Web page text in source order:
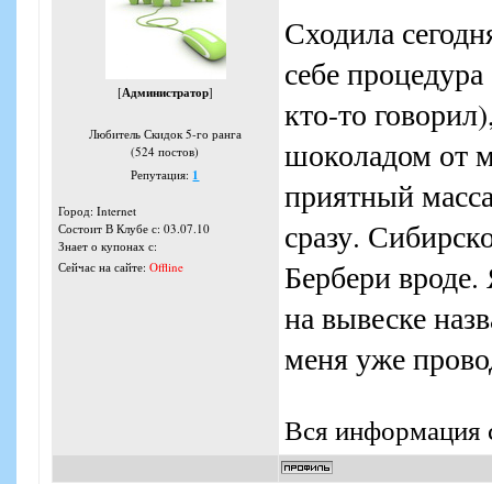
[Администратор]
Любитель Скидок 5-го ранга
(524 постов)
Репутация: 1
Город: Internet
Состоит В Клубе с: 03.07.10
Знает о купонах с:
Сейчас на сайте: Offline
Сходила
себе
кто-то
шоколадом от
приятный
сразу.
Бербери
на вывеске
меня уже
Вся информация